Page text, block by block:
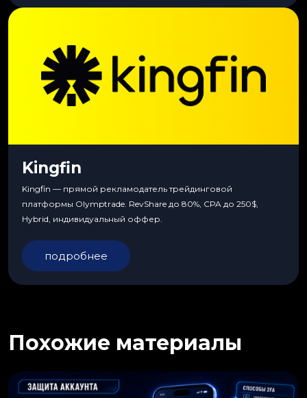
Kingfin
Kingfin — прямой рекламодатель трейдинговой
платформы Olymptrade. RevShare до 80%, CPA до 250$,
Hybrid, индивидуальный оффер.
подробнее
Похожие материалы